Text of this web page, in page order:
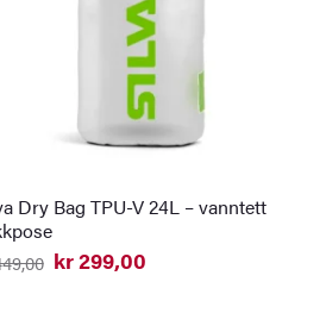
Dry Bag TPU-V 24L – vanntett
kr299,00